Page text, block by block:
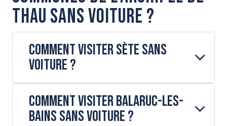
Thau sans voiture ?
Comment visiter Sète sans
voiture ?
Comment visiter Balaruc-les-
Bains sans voiture ?